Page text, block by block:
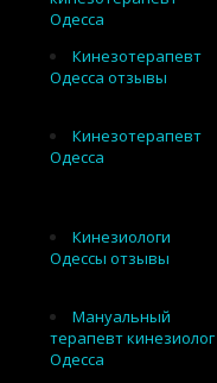
Одесса
Кинезотерапевт
Одесса отзывы
Кинезотерапевт
Одесса
Кинезиологи
Одессы отзывы
Мануальный
терапевт кинезиолог
Одесса